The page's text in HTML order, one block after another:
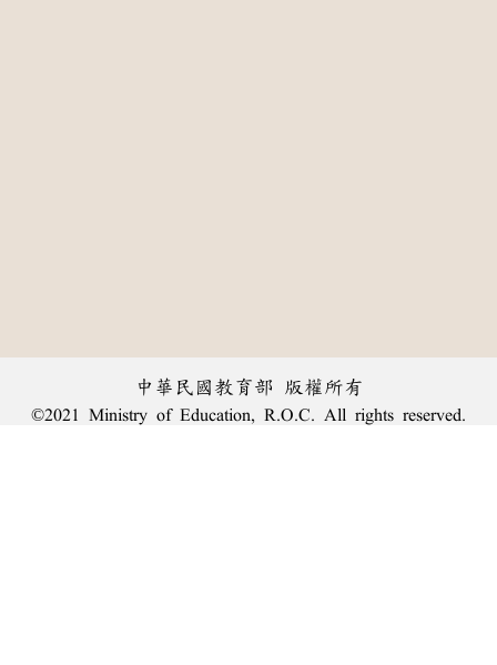
中華民國教育部 版權所有
©2021 Ministry of Education, R.O.C. All rights reserved.